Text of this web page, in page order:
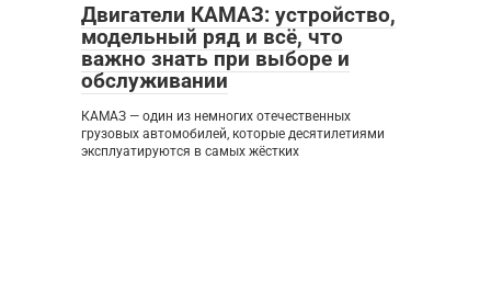
Двигатели КАМАЗ: устройство,
модельный ряд и всё, что
важно знать при выборе и
обслуживании
КАМАЗ — один из немногих отечественных
грузовых автомобилей, которые десятилетиями
эксплуатируются в самых жёстких